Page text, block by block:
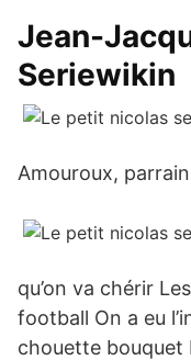
Jean-
Seriewikin
Amouroux,
qu’on va chérir
football On a eu
chouette bouquet